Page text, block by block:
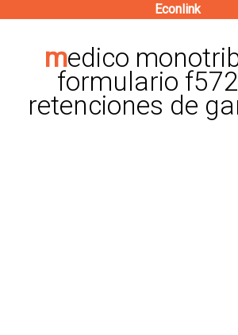
contenido
principal
Econlink
medico monotributos y
formulario
retenciones de